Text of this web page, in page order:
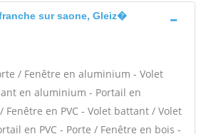
sur saone, Gleiz�
/ Fenêtre en aluminium - Volet
en aluminium - Portail en
en PVC - Volet battant / Volet
en PVC - Porte / Fenêtre en bois -